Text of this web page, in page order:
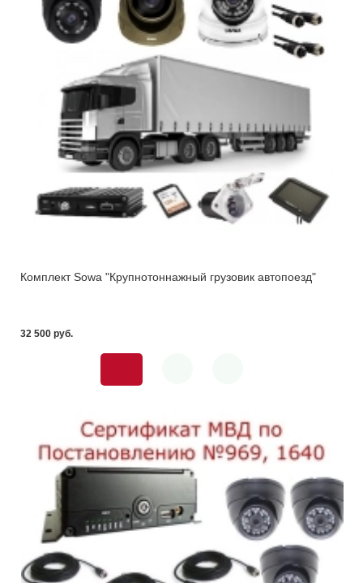
Комплект Sowa "Крупнотоннажный грузовик автопоезд"
32 500 pуб.